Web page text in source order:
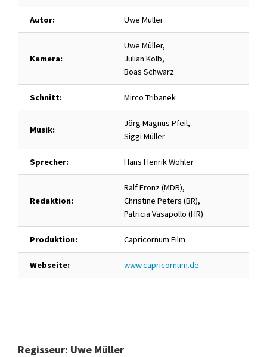
Autor: Uwe Müller
Kamera:
Uwe Müller,
Julian Kolb,
Boas Schwarz
Schnitt: Mirco Tribanek
Musik:
Jörg Magnus Pfeil,
Siggi Müller
Sprecher: Hans Henrik Wöhler
Redaktion:
Ralf Fronz (MDR),
Christine Peters (BR),
Patricia Vasapollo (HR)
Produktion: Capricornum Film
Webseite: www.capricornum.de
Regisseur: Uwe Müller